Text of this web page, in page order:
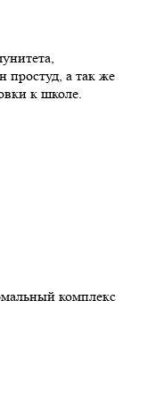
простуд, а так же
к школе.
комплекс